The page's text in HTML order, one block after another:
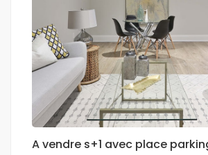
A vendre s+1 avec place